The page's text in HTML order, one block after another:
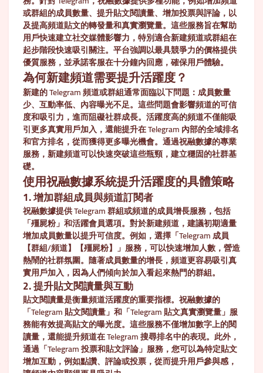
或群組的成員數量、提升貼文閱讀量、增加投票與評論，以
及提高頻道貼文的轉發量和真實瀏覽量。這些服務旨在幫助
用戶快速建立社交媒體影響力，特別適合新建頻道或群組在
起步階段快速吸引關注。平台強調以最具競爭力的價格提供
優質服務，並承諾客服在十分鐘內回應，確保用戶體驗。
為何新建頻道需要提升活躍度？
新建的 Telegram 頻道或群組通常面臨以下問題：成員數量
少、互動率低、內容曝光不足。這些問題會影響頻道的可信
度和吸引力，進而阻礙社群成長。活躍度高的頻道不僅能吸
引更多真實用戶加入，還能提升在 Telegram 內部的全域排名
和官方排名，從而獲得更多曝光機會。通過祝融數據的專業
服務，新建頻道可以快速突破這些瓶頸，建立穩固的社群基
礎。
使用祝融數據系統提升活躍度的具體策略
1. 增加群組成員與頻道訂閱者
祝融數據提供 Telegram 群組或頻道的成員增長服務，包括
「殭屍粉」和活躍會員選項。對於新建頻道，建議初期適量
增加成員數量以提升可信度。例如，選擇「Telegram 成員
【群組/頻道】【殭屍粉】」服務，可以快速增加人數，營造
熱鬧的社群氛圍。隨著成員數量的增長，頻道更容易吸引真
實用戶加入，因為人們傾向於加入看起來熱門的群組。
2. 提升貼文閱讀量與互動
貼文閱讀量是衡量頻道活躍度的重要指標。祝融數據的
「Telegram 貼文閱讀量」和「Telegram 貼文真實瀏覽量」服
務能有效提高貼文的曝光度。這些服務不僅增加數字上的閱
讀量，還能提升頻道在 Telegram 搜尋排名中的表現。此外，
通過「Telegram 投票和貼文評論」服務，您可以為特定貼文
增加互動，例如點讚、評論或投票，從而提升用戶參與感，